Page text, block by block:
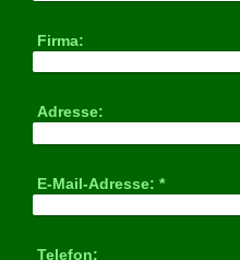
Firma:
Adresse:
E-Mail-Adresse: *
Telefon: